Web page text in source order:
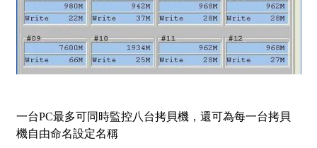
一台PC最多可同時監控八台拷貝機，還可為每一台拷貝
機自由命名設定名稱